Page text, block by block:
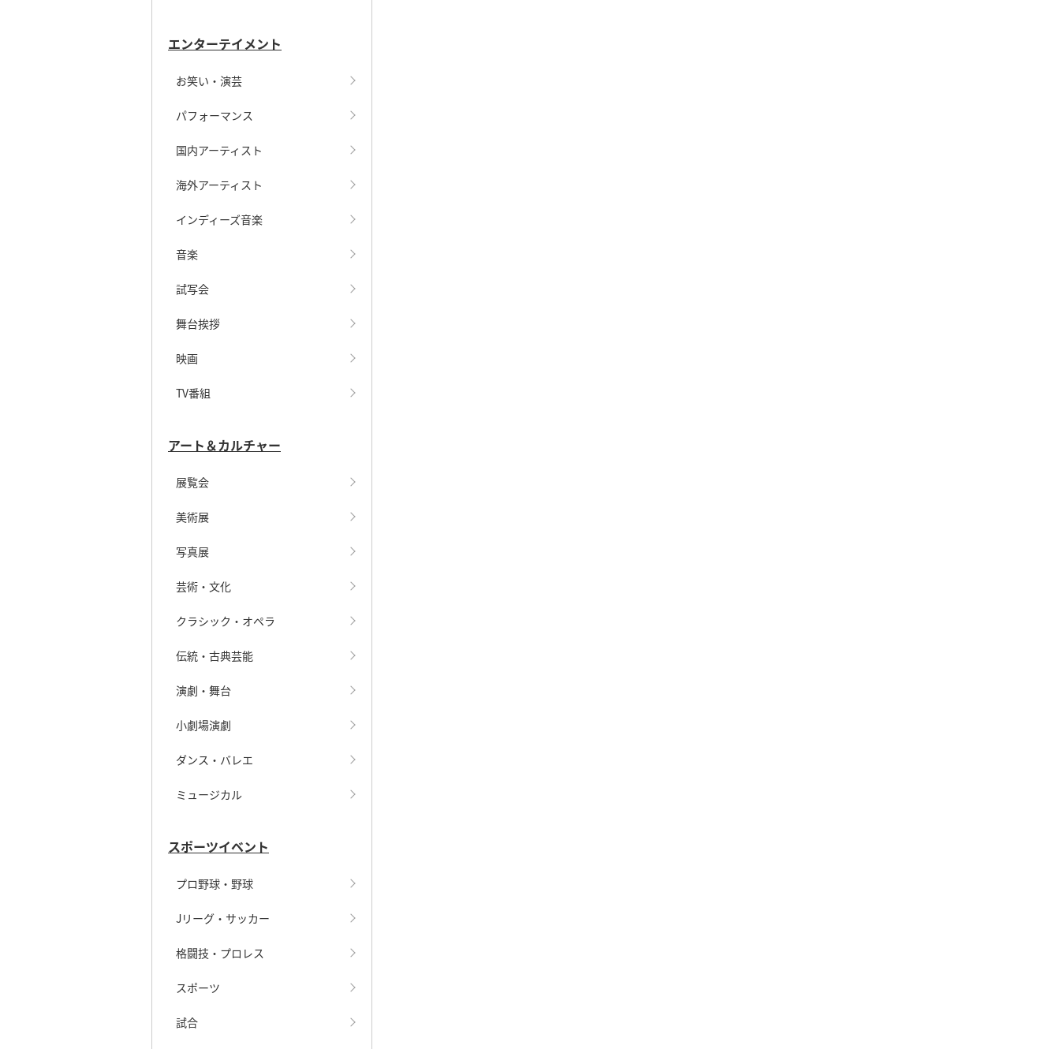
エンターテイメント
お笑い・演芸
パフォーマンス
国内アーティスト
海外アーティスト
インディーズ音楽
音楽
試写会
舞台挨拶
映画
TV番組
アート＆カルチャー
展覧会
美術展
写真展
芸術・文化
クラシック・オペラ
伝統・古典芸能
演劇・舞台
小劇場演劇
ダンス・バレエ
ミュージカル
スポーツイベント
プロ野球・野球
Jリーグ・サッカー
格闘技・プロレス
スポーツ
試合